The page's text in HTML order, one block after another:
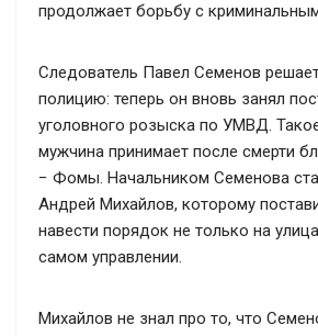
продолжает борьбу с
Следователь Павел Семенов
полицию: теперь он вновь занял
уголовного розыска по УМВД.
мужчина принимает после смерти
− Фомы. Начальником Семенова
Андрей Михайлов, которому
навести порядок не только на
самом управлении.
Михайлов не знал про то, что